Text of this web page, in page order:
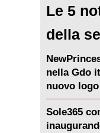
Le 5
della
nella Gdo
nuovo logo
Sole365